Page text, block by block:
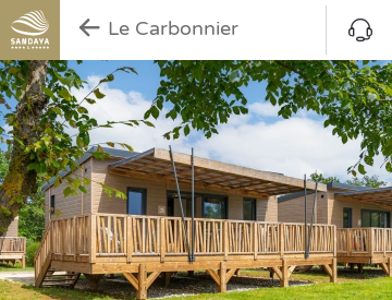
Le Carbonnier